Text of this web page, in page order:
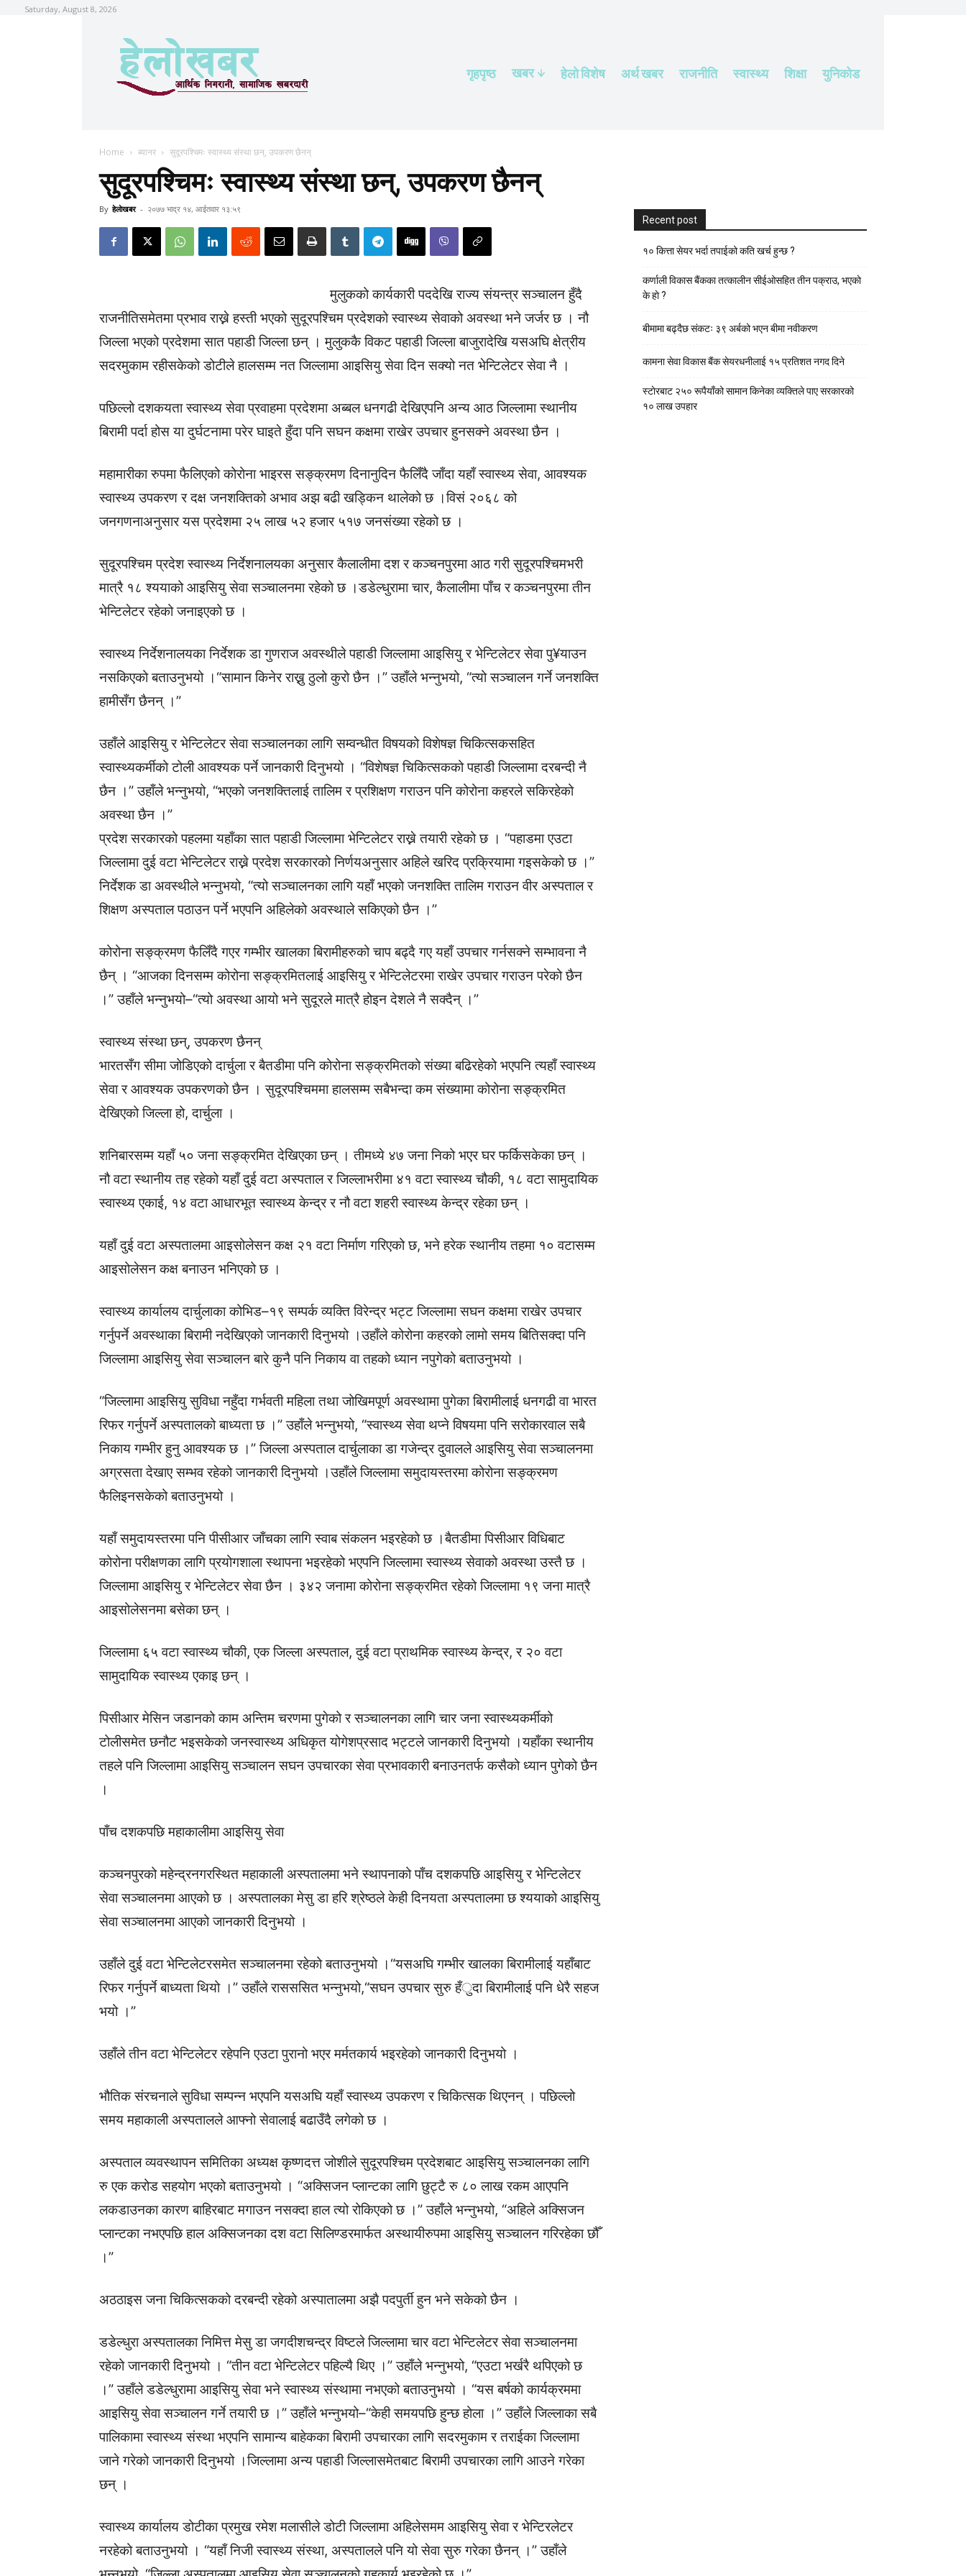
Saturday, August 8, 2026
गृहपृष्ठ खबर हेलाे विशेष अर्थ खबर राजनीति स्वास्थ्य शिक्षा युनिकोड
Home ब्यानर सुदूरपश्चिमः स्वास्थ्य संस्था छन्, उपकरण छैनन्
सुदूरपश्चिमः स्वास्थ्य संस्था छन्, उपकरण छैनन्
By हेलाेखबर - २०७७ भाद्र १४, आईतवार १३:५९
मुलुकको कार्यकारी पददेखि राज्य संयन्त्र सञ्चालन हुँदै
राजनीतिसमेतमा प्रभाव राख्ने हस्ती भएको सुदूरपश्चिम प्रदेशको स्वास्थ्य सेवाको अवस्था भने जर्जर छ । नौ
जिल्ला भएको प्रदेशमा सात पहाडी जिल्ला छन् । मुलुककै विकट पहाडी जिल्ला बाजुरादेखि यसअघि क्षेत्रीय
सदरमुकाम रहीसकेको डोटीले हालसम्म नत जिल्लामा आइसियु सेवा दिन सक्यो नत भेन्टिलेटर सेवा नै ।
पछिल्लो दशकयता स्वास्थ्य सेवा प्रवाहमा प्रदेशमा अब्बल धनगढी देखिएपनि अन्य आठ जिल्लामा स्थानीय
बिरामी पर्दा होस या दुर्घटनामा परेर घाइते हुँदा पनि सघन कक्षमा राखेर उपचार हुनसक्ने अवस्था छैन ।
महामारीका रुपमा फैलिएको कोरोना भाइरस सङ्क्रमण दिनानुदिन फैलिँदै जाँदा यहाँ स्वास्थ्य सेवा, आवश्यक
स्वास्थ्य उपकरण र दक्ष जनशक्तिको अभाव अझ बढी खड्किन थालेको छ ।विसं २०६८ को
जनगणनाअनुसार यस प्रदेशमा २५ लाख ५२ हजार ५१७ जनसंख्या रहेको छ ।
सुदूरपश्चिम प्रदेश स्वास्थ्य निर्देशनालयका अनुसार कैलालीमा दश र कञ्चनपुरमा आठ गरी सुदूरपश्चिमभरी
मात्रै १८ श्ययाको आइसियु सेवा सञ्चालनमा रहेको छ ।डडेल्धुरामा चार, कैलालीमा पाँच र कञ्चनपुरमा तीन
भेन्टिलेटर रहेको जनाइएको छ ।
स्वास्थ्य निर्देशनालयका निर्देशक डा गुणराज अवस्थीले पहाडी जिल्लामा आइसियु र भेन्टिलेटर सेवा पु¥याउन
नसकिएको बताउनुभयो ।“सामान किनेर राख्नु ठुलो कुरो छैन ।” उहाँले भन्नुभयो, “त्यो सञ्चालन गर्ने जनशक्ति
हामीसँग छैनन् ।”
उहाँले आइसियु र भेन्टिलेटर सेवा सञ्चालनका लागि सम्वन्धीत विषयको विशेषज्ञ चिकित्सकसहित
स्वास्थ्यकर्मीको टोली आवश्यक पर्ने जानकारी दिनुभयो । “विशेषज्ञ चिकित्सकको पहाडी जिल्लामा दरबन्दी नै
छैन ।” उहाँले भन्नुभयो, “भएको जनशक्तिलाई तालिम र प्रशिक्षण गराउन पनि कोरोना कहरले सकिरहेको
अवस्था छैन ।”
प्रदेश सरकारको पहलमा यहाँका सात पहाडी जिल्लामा भेन्टिलेटर राख्ने तयारी रहेको छ । “पहाडमा एउटा
जिल्लामा दुई वटा भेन्टिलेटर राख्ने प्रदेश सरकारको निर्णयअनुसार अहिले खरिद प्रक्रियामा गइसकेको छ ।”
निर्देशक डा अवस्थीले भन्नुभयो, “त्यो सञ्चालनका लागि यहाँ भएको जनशक्ति तालिम गराउन वीर अस्पताल र
शिक्षण अस्पताल पठाउन पर्ने भएपनि अहिलेको अवस्थाले सकिएको छैन ।”
कोरोना सङ्क्रमण फैलिँदै गएर गम्भीर खालका बिरामीहरुको चाप बढ्दै गए यहाँ उपचार गर्नसक्ने सम्भावना नै
छैन् । “आजका दिनसम्म कोरोना सङ्क्रमितलाई आइसियु र भेन्टिलेटरमा राखेर उपचार गराउन परेको छैन
।” उहाँले भन्नुभयो–“त्यो अवस्था आयो भने सुदूरले मात्रै होइन देशले नै सक्दैन् ।”
स्वास्थ्य संस्था छन्, उपकरण छैनन्
भारतसँग सीमा जोडिएको दार्चुला र बैतडीमा पनि कोरोना सङ्क्रमितको संख्या बढिरहेको भएपनि त्यहाँ स्वास्थ्य
सेवा र आवश्यक उपकरणको छैन । सुदूरपश्चिममा हालसम्म सबैभन्दा कम संख्यामा कोरोना सङ्क्रमित
देखिएको जिल्ला हो, दार्चुला ।
शनिबारसम्म यहाँ ५० जना सङ्क्रमित देखिएका छन् । तीमध्ये ४७ जना निको भएर घर फर्किसकेका छन् ।
नौ वटा स्थानीय तह रहेको यहाँ दुई वटा अस्पताल र जिल्लाभरीमा ४१ वटा स्वास्थ्य चौकी, १८ वटा सामुदायिक
स्वास्थ्य एकाई, १४ वटा आधारभूत स्वास्थ्य केन्द्र र नौ वटा शहरी स्वास्थ्य केन्द्र रहेका छन् ।
यहाँ दुई वटा अस्पतालमा आइसोलेसन कक्ष २१ वटा निर्माण गरिएको छ, भने हरेक स्थानीय तहमा १० वटासम्म
आइसोलेसन कक्ष बनाउन भनिएको छ ।
स्वास्थ्य कार्यालय दार्चुलाका कोभिड–१९ सम्पर्क व्यक्ति विरेन्द्र भट्ट जिल्लामा सघन कक्षमा राखेर उपचार
गर्नुपर्ने अवस्थाका बिरामी नदेखिएको जानकारी दिनुभयो ।उहाँले कोरोना कहरको लामो समय बितिसक्दा पनि
जिल्लामा आइसियु सेवा सञ्चालन बारे कुनै पनि निकाय वा तहको ध्यान नपुगेको बताउनुभयो ।
“जिल्लामा आइसियु सुविधा नहुँदा गर्भवती महिला तथा जोखिमपूर्ण अवस्थामा पुगेका बिरामीलाई धनगढी वा भारत
रिफर गर्नुपर्ने अस्पतालको बाध्यता छ ।” उहाँले भन्नुभयो, “स्वास्थ्य सेवा थप्ने विषयमा पनि सरोकारवाल सबै
निकाय गम्भीर हुनु आवश्यक छ ।” जिल्ला अस्पताल दार्चुलाका डा गजेन्द्र दुवालले आइसियु सेवा सञ्चालनमा
अग्रसता देखाए सम्भव रहेको जानकारी दिनुभयो ।उहाँले जिल्लामा समुदायस्तरमा कोरोना सङ्क्रमण
फैलिइनसकेको बताउनुभयो ।
यहाँ समुदायस्तरमा पनि पीसीआर जाँचका लागि स्वाब संकलन भइरहेको छ ।बैतडीमा पिसीआर विधिबाट
कोरोना परीक्षणका लागि प्रयोगशाला स्थापना भइरहेको भएपनि जिल्लामा स्वास्थ्य सेवाको अवस्था उस्तै छ ।
जिल्लामा आइसियु र भेन्टिलेटर सेवा छैन । ३४२ जनामा कोरोना सङ्क्रमित रहेको जिल्लामा १९ जना मात्रै
आइसोलेसनमा बसेका छन् ।
जिल्लामा ६५ वटा स्वास्थ्य चौकी, एक जिल्ला अस्पताल, दुई वटा प्राथमिक स्वास्थ्य केन्द्र, र २० वटा
सामुदायिक स्वास्थ्य एकाइ छन् ।
पिसीआर मेसिन जडानको काम अन्तिम चरणमा पुगेको र सञ्चालनका लागि चार जना स्वास्थ्यकर्मीको
टोलीसमेत छनौट भइसकेको जनस्वास्थ्य अधिकृत योगेशप्रसाद भट्टले जानकारी दिनुभयो ।यहाँका स्थानीय
तहले पनि जिल्लामा आइसियु सञ्चालन सघन उपचारका सेवा प्रभावकारी बनाउनतर्फ कसैको ध्यान पुगेको छैन
।
पाँच दशकपछि महाकालीमा आइसियु सेवा
कञ्चनपुरको महेन्द्रनगरस्थित महाकाली अस्पतालमा भने स्थापनाको पाँच दशकपछि आइसियु र भेन्टिलेटर
सेवा सञ्चालनमा आएको छ । अस्पतालका मेसु डा हरि श्रेष्ठले केही दिनयता अस्पतालमा छ श्ययाको आइसियु
सेवा सञ्चालनमा आएको जानकारी दिनुभयो ।
उहाँले दुई वटा भेन्टिलेटरसमेत सञ्चालनमा रहेको बताउनुभयो ।“यसअघि गम्भीर खालका बिरामीलाई यहाँबाट
रिफर गर्नुपर्ने बाध्यता थियो ।” उहाँले रासससित भन्नुभयो,“सघन उपचार सुरु हँुदा बिरामीलाई पनि धेरै सहज
भयो ।”
उहाँले तीन वटा भेन्टिलेटर रहेपनि एउटा पुरानो भएर मर्मतकार्य भइरहेको जानकारी दिनुभयो ।
भौतिक संरचनाले सुविधा सम्पन्न भएपनि यसअघि यहाँ स्वास्थ्य उपकरण र चिकित्सक थिएनन् । पछिल्लो
समय महाकाली अस्पतालले आफ्नो सेवालाई बढाउँदै लगेको छ ।
अस्पताल व्यवस्थापन समितिका अध्यक्ष कृष्णदत्त जोशीले सुदूरपश्चिम प्रदेशबाट आइसियु सञ्चालनका लागि
रु एक करोड सहयोग भएको बताउनुभयो । “अक्सिजन प्लान्टका लागि छुट्टै रु ८० लाख रकम आएपनि
लकडाउनका कारण बाहिरबाट मगाउन नसक्दा हाल त्यो रोकिएको छ ।” उहाँले भन्नुभयो, “अहिले अक्सिजन
प्लान्टका नभएपछि हाल अक्सिजनका दश वटा सिलिण्डरमार्फत अस्थायीरुपमा आइसियु सञ्चालन गरिरहेका छौँ
।”
अठठाइस जना चिकित्सकको दरबन्दी रहेको अस्पातालमा अझै पदपुर्ती हुन भने सकेको छैन ।
डडेल्धुरा अस्पतालका निमित्त मेसु डा जगदीशचन्द्र विष्टले जिल्लामा चार वटा भेन्टिलेटर सेवा सञ्चालनमा
रहेको जानकारी दिनुभयो । “तीन वटा भेन्टिलेटर पहिल्यै थिए ।” उहाँले भन्नुभयो, “एउटा भर्खरै थपिएको छ
।” उहाँले डडेल्धुरामा आइसियु सेवा भने स्वास्थ्य संस्थामा नभएको बताउनुभयो । “यस बर्षको कार्यक्रममा
आइसियु सेवा सञ्चालन गर्ने तयारी छ ।” उहाँले भन्नुभयो–“केही समयपछि हुन्छ होला ।” उहाँले जिल्लाका सबै
पालिकामा स्वास्थ्य संस्था भएपनि सामान्य बाहेकका बिरामी उपचारका लागि सदरमुकाम र तराईका जिल्लामा
जाने गरेको जानकारी दिनुभयो ।जिल्लामा अन्य पहाडी जिल्लासमेतबाट बिरामी उपचारका लागि आउने गरेका
छन् ।
स्वास्थ्य कार्यालय डोटीका प्रमुख रमेश मलासीले डोटी जिल्लामा अहिलेसमम आइसियु सेवा र भेन्टिरलेटर
नरहेको बताउनुभयो । “यहाँ निजी स्वास्थ्य संस्था, अस्पतालले पनि यो सेवा सुरु गरेका छैनन् ।” उहाँले
Recent post
१० कित्ता सेयर भर्दा तपाईको कति खर्च हुन्छ ?
कर्णाली विकास बैंकका तत्कालीन सीईओसहित तीन पक्राउ, भएकाे
के हाे ?
बीमामा बढ्दैछ संकटः ३९ अर्बको भएन बीमा नवीकरण
कामना सेवा विकास बैंक सेयरधनीलाई १५ प्रतिशत नगद दिने
स्टाेरबाट २५० रूपैयाँको सामान किनेका व्यक्तिले पाए सरकारको
१० लाख उपहार